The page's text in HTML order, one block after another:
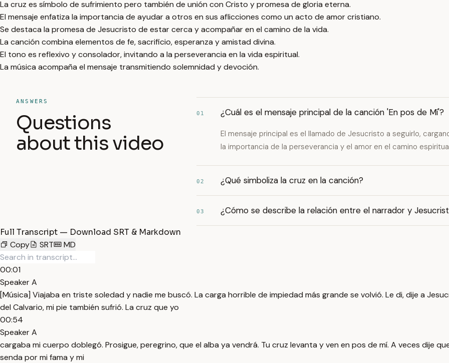
La cruz es símbolo de sufrimiento pero también de unión con Cristo y promesa de gloria eterna.
El mensaje enfatiza la importancia de ayudar a otros en sus aflicciones como un acto de amor cristiano.
Se destaca la promesa de Jesucristo de estar cerca y acompañar en el camino de la vida.
La canción combina elementos de fe, sacrificio, esperanza y amistad divina.
El tono es reflexivo y consolador, invitando a la perseverancia en la vida espiritual.
La música acompaña el mensaje transmitiendo solemnidad y devoción.
ANSWERS
Questions
about this video
01 ¿Cuál es el mensaje principal de la canción 'En pos de Mí'?
El mensaje principal es el llamado de Jesucristo a seguirlo,
la importancia de la perseverancia y el amor en el camino
02 ¿Qué simboliza la cruz en la canción?
03 ¿Cómo se describe la relación entre el narrador y
Full Transcript — Download SRT & Markdown
Copy
SRT MD
00:01
Speaker A
[Música] Viajaba en triste soledad y nadie me buscó. La carga horrible de impiedad más grande se volvió. Le di, dije a
del Calvario, mi pie también sufrió. La cruz que yo
00:54
Speaker A
cargaba mi cuerpo doblegó. Prosigue, peregrino, que el alba ya vendrá. Tu cruz levanta y ven en pos de mí. A veces dije
senda por mi fama y mi